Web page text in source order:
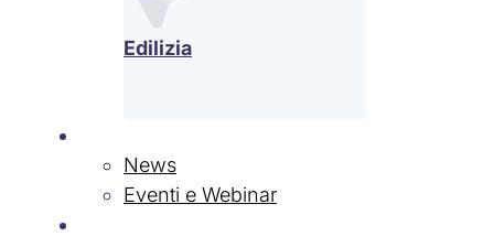
Edilizia
News
Eventi e Webinar